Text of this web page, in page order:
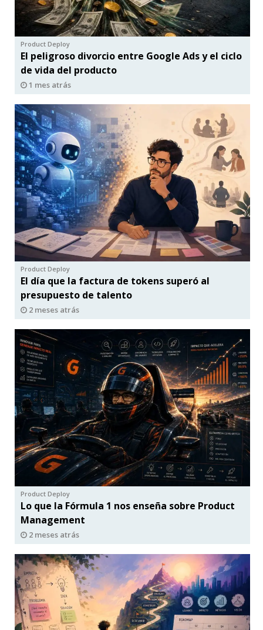
Product Deploy
El peligroso divorcio entre Google Ads y el ciclo
de vida del producto
1 mes atrás
Product Deploy
El día que la factura de tokens superó al
presupuesto de talento
2 meses atrás
Product Deploy
Lo que la Fórmula 1 nos enseña sobre Product
Management
2 meses atrás